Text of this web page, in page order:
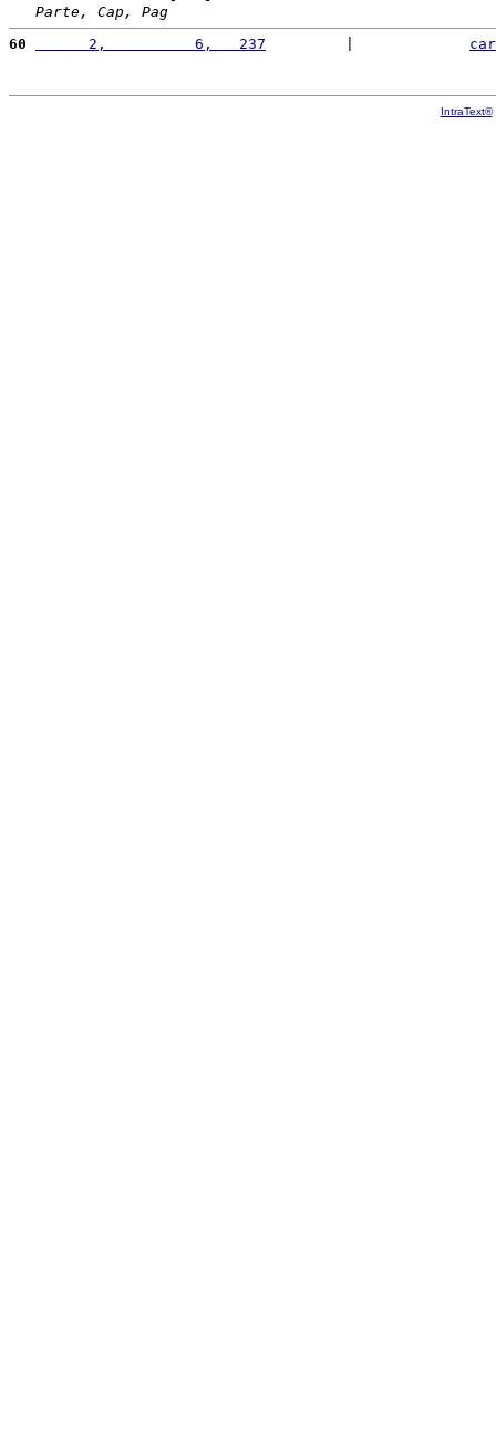
Parte, Cap, Pag
60
      2,          6,   237
IntraText®